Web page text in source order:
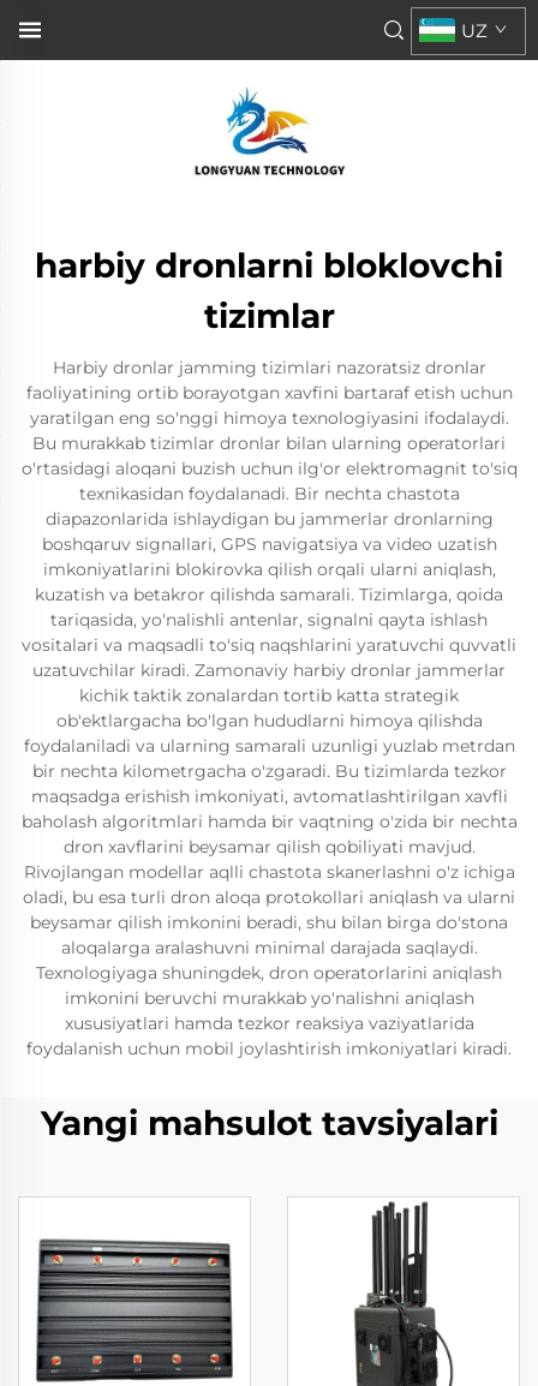
UZ
harbiy dronlarni bloklovchi
tizimlar
Harbiy dronlar jamming tizimlari nazoratsiz dronlar
faoliyatining ortib borayotgan xavfini bartaraf etish uchun
yaratilgan eng so'nggi himoya texnologiyasini ifodalaydi.
Bu murakkab tizimlar dronlar bilan ularning operatorlari
o'rtasidagi aloqani buzish uchun ilg'or elektromagnit to'siq
texnikasidan foydalanadi. Bir nechta chastota
diapazonlarida ishlaydigan bu jammerlar dronlarning
boshqaruv signallari, GPS navigatsiya va video uzatish
imkoniyatlarini blokirovka qilish orqali ularni aniqlash,
kuzatish va betakror qilishda samarali. Tizimlarga, qoida
tariqasida, yo'nalishli antenlar, signalni qayta ishlash
vositalari va maqsadli to'siq naqshlarini yaratuvchi quvvatli
uzatuvchilar kiradi. Zamonaviy harbiy dronlar jammerlar
kichik taktik zonalardan tortib katta strategik
ob'ektlargacha bo'lgan hududlarni himoya qilishda
foydalaniladi va ularning samarali uzunligi yuzlab metrdan
bir nechta kilometrgacha o'zgaradi. Bu tizimlarda tezkor
maqsadga erishish imkoniyati, avtomatlashtirilgan xavfli
baholash algoritmlari hamda bir vaqtning o'zida bir nechta
dron xavflarini beysamar qilish qobiliyati mavjud.
Rivojlangan modellar aqlli chastota skanerlashni o'z ichiga
oladi, bu esa turli dron aloqa protokollari aniqlash va ularni
beysamar qilish imkonini beradi, shu bilan birga do'stona
aloqalarga aralashuvni minimal darajada saqlaydi.
Texnologiyaga shuningdek, dron operatorlarini aniqlash
imkonini beruvchi murakkab yo'nalishni aniqlash
xususiyatlari hamda tezkor reaksiya vaziyatlarida
foydalanish uchun mobil joylashtirish imkoniyatlari kiradi.
Yangi mahsulot tavsiyalari